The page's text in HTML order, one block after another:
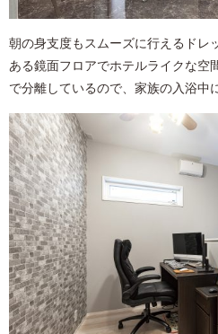
朝の身支度もスムーズに行えるドレ
ある鏡面フロアでホテルライクな空
で分離しているので、家族の入浴中